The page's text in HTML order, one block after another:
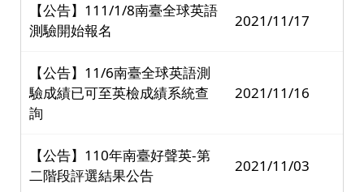
【公告】111/1/8南臺全球英語
測驗開始報名
2021/11/17
【公告】11/6南臺全球英語測
驗成績已可至英檢成績系統查
詢
2021/11/16
【公告】110年南臺好聲英-第
二階段評選結果公告
2021/11/03